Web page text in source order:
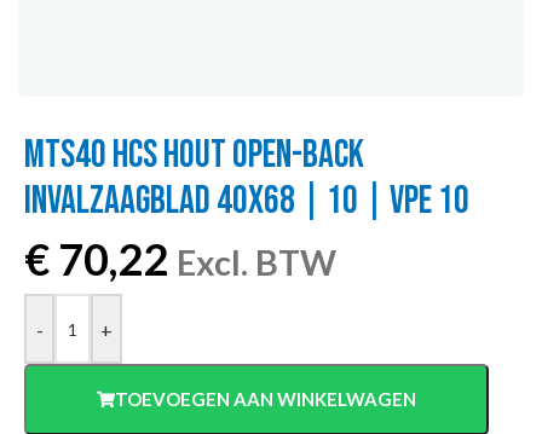
MTS40 HCS HOUT OPEN-BACK
INVALZAAGBLAD 40X68 | 10 | VPE 10
€ 70,22 Excl. BTW
- +
TOEVOEGEN AAN WINKELWAGEN